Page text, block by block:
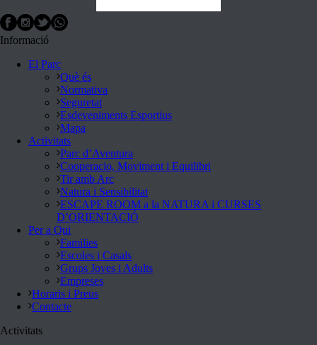
Informació
El Parc
Què és
Normativa
Seguretat
Esdeveniments Esportius
Mapa
Activitats
Parc d’Aventura
Cooperacio, Moviment i Equilibri
Tir amb Arc
Natura i Sensibilitat
ESCAPE ROOM a la NATURA i CURSES
D’ORIENTACIÓ
Per a Qui
Families
Escoles i Casals
Grups Joves i Adults
Empreses
Horaris i Preus
Contacte
Activitats